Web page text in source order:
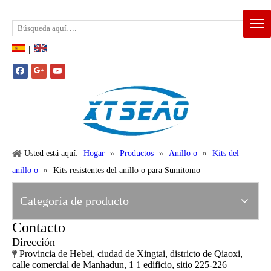
|
Usted está aquí: Hogar » Productos » Anillo o » Kits del
anillo o » Kits resistentes del anillo o para Sumitomo
Categoría de producto
Contacto
Dirección
 Provincia de Hebei, ciudad de Xingtai, districto de Qiaoxi,
calle comercial de Manhadun, 1 1 edificio, sitio 225-226